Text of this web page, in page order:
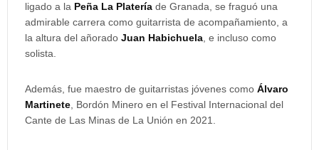
ligado a la Peña La Platería de Granada, se fraguó una
admirable carrera como guitarrista de acompañamiento, a
la altura del añorado Juan Habichuela , e incluso como
solista.
Además, fue maestro de guitarristas jóvenes como Álvaro
Martinete , Bordón Minero en el Festival Internacional del
Cante de Las Minas de La Unión en 2021.